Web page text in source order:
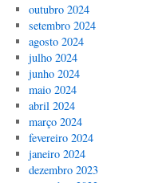
outubro 2024
setembro 2024
agosto 2024
julho 2024
junho 2024
maio 2024
abril 2024
março 2024
fevereiro 2024
janeiro 2024
dezembro 2023